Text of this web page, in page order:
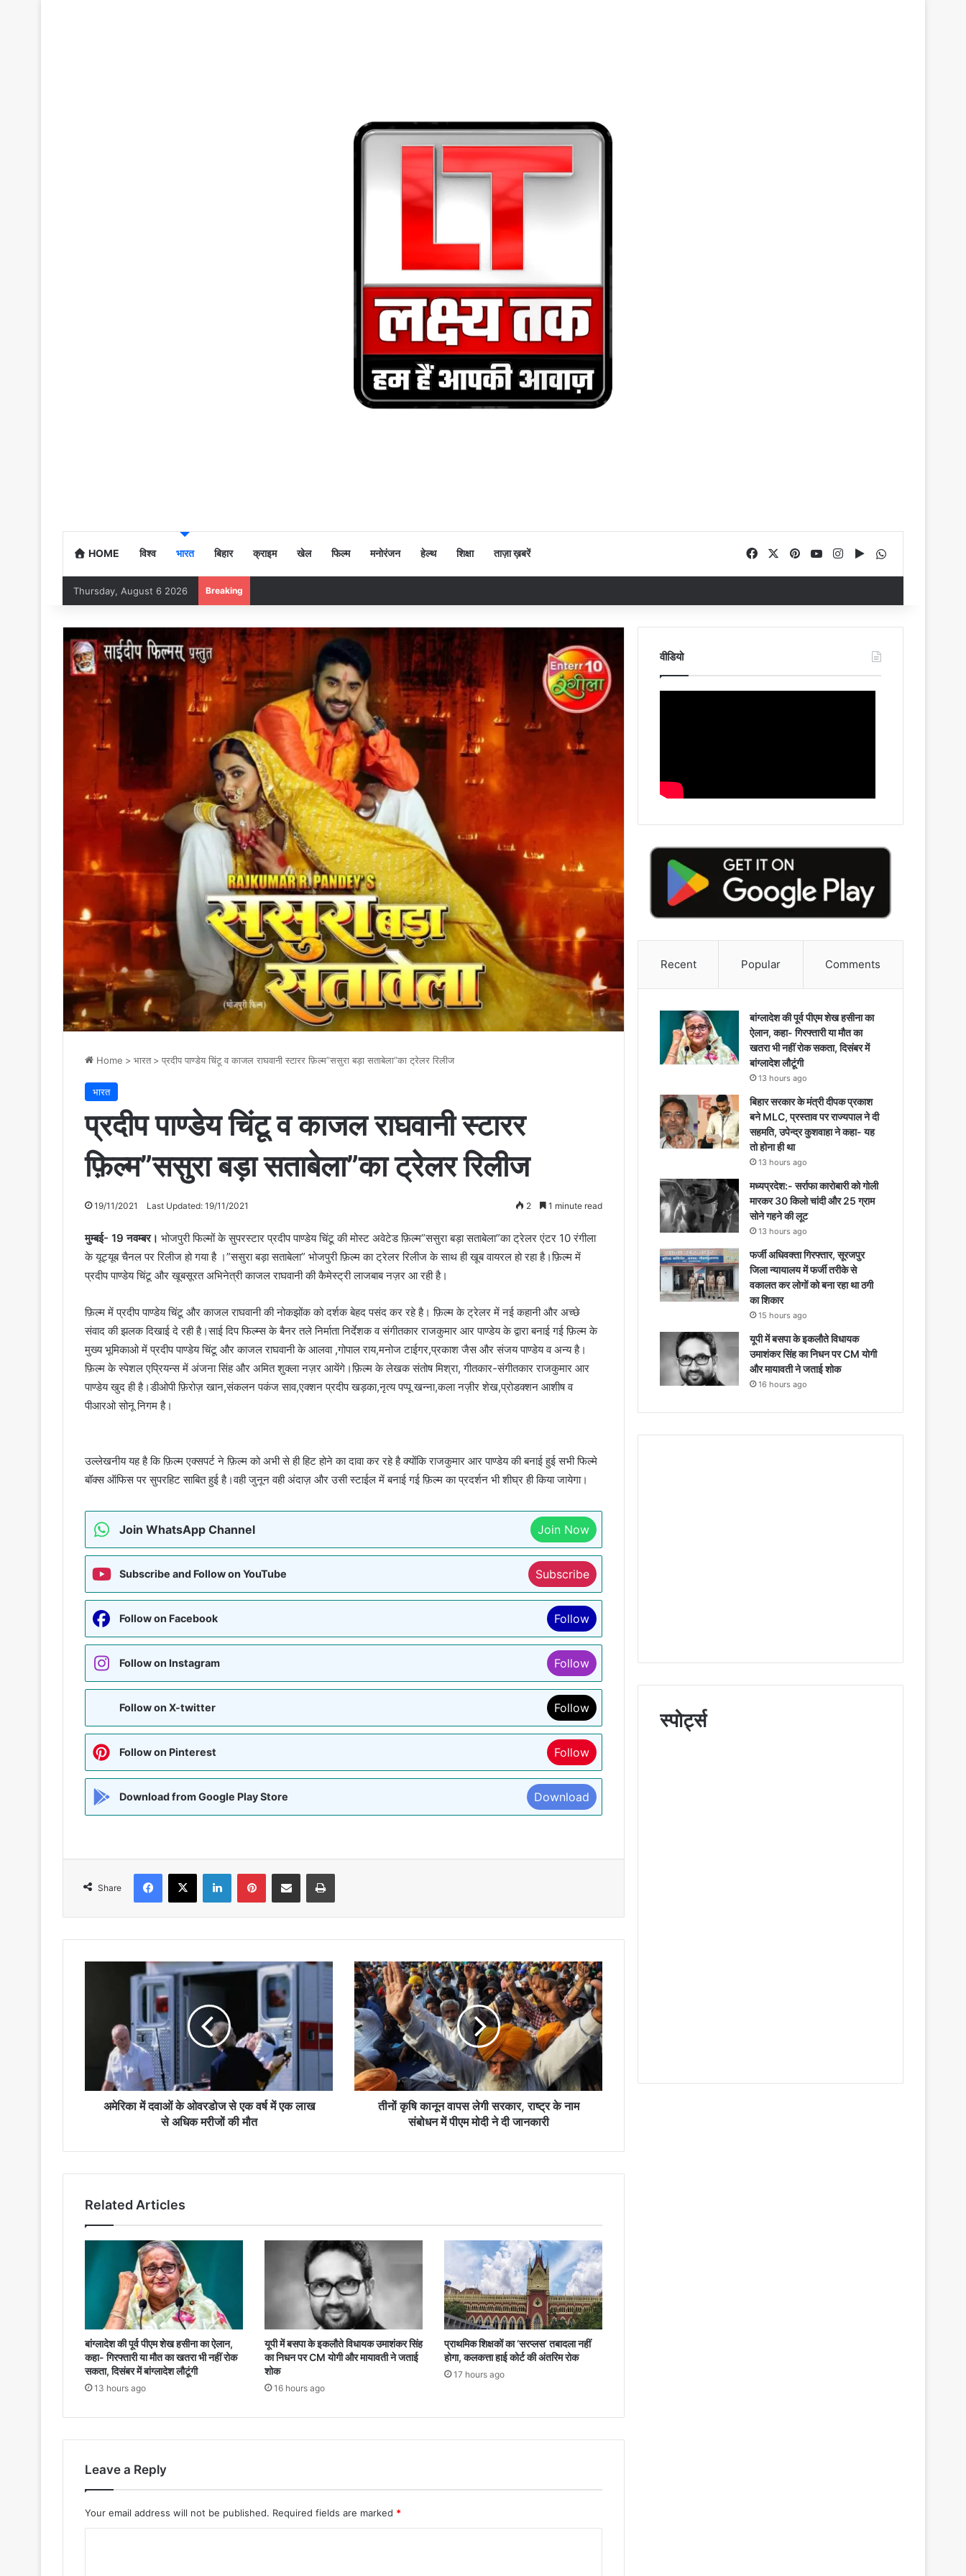
HOME विश्व भारत बिहार क्राइम खेल फिल्म मनोरंजन हेल्थ शिक्षा ताज़ा ख़बरें FacebookPinterestYouTubeInstagram
Google Play
Thursday, August 6 2026 Breaking
Home > भारत > प्रदीप पाण्डेय चिंटू व काजल राघवानी स्टारर फ़िल्म”ससुरा बड़ा सताबेला”का ट्रेलर रिलीज
भारत
प्रदीप पाण्डेय चिंटू व काजल राघवानी स्टारर
फ़िल्म”ससुरा बड़ा सताबेला”का ट्रेलर रिलीज
19/11/2021 Last Updated: 19/11/2021 2 1 minute read
मुम्बई- 19 नवम्बर। भोजपुरी फिल्मों के सुपरस्टार प्रदीप पाण्डेय चिंटू की मोस्ट अवेटेड फ़िल्म”ससुरा बड़ा सताबेला”का ट्रेलर एंटर 10 रंगीला
के यूट्यूब चैनल पर रिलीज हो गया है ।”ससुरा बड़ा सताबेला” भोजपुरी फ़िल्म का ट्रेलर रिलीज के साथ ही खूब वायरल हो रहा है।फ़िल्म में
प्रदीप पाण्डेय चिंटू और खूबसूरत अभिनेत्री काजल राघवानी की कैमेस्ट्री लाजबाब नज़र आ रही है।
फ़िल्म में प्रदीप पाण्डेय चिंटू और काजल राघवानी की नोकझोंक को दर्शक बेहद पसंद कर रहे है। फ़िल्म के ट्रेलर में नई कहानी और अच्छे
संवाद की झलक दिखाई दे रही है।साई दिप फिल्म्स के बैनर तले निर्माता निर्देशक व संगीतकार राजकुमार आर पाण्डेय के द्वारा बनाई गई फ़िल्म के
मुख्य भूमिकाओ में प्रदीप पाण्डेय चिंटू और काजल राघवानी के आलवा ,गोपाल राय,मनोज टाईगर,प्रकाश जैस और संजय पाण्डेय व अन्य है।
फ़िल्म के स्पेशल एप्रियन्स में अंजना सिंह और अमित शुक्ला नज़र आयेंगे।फ़िल्म के लेखक संतोष मिश्रा, गीतकार-संगीतकार राजकुमार आर
पाण्डेय खुद ही है।डीओपी फ़िरोज़ खान,संकलन पकंज साव,एक्शन प्रदीप खड़का,नृत्य पप्पू खन्ना,कला नज़ीर शेख,प्रोडक्शन आशीष व
पीआरओ सोनू निगम है।
उल्लेखनीय यह है कि फ़िल्म एक्सपर्ट ने फ़िल्म को अभी से ही हिट होने का दावा कर रहे है क्योंकि राजकुमार आर पाण्डेय की बनाई हुई सभी फिल्मे
बॉक्स ऑफिस पर सुपरहिट साबित हुई है।वही जुनून वही अंदाज़ और उसी स्टाईल में बनाई गई फ़िल्म का प्रदर्शन भी शीघ्र ही किया जायेगा।
Join WhatsApp Channel Join Now
Subscribe and Follow on YouTube Subscribe
Follow on Facebook Follow
Follow on Instagram Follow
Follow on X-twitter Follow
Follow on Pinterest Follow
Download from Google Play Store Download
Share
Facebook
X LinkedInPinterestShare via Email Print
ओवरडोज
में
अधिक
अमेरिका में दवाओं के ओवरडोज से एक वर्ष में एक लाख
से अधिक मरीजों की मौत
तीनों
कृषि
कानून
वापस
लेगी
सरकार,
राष्ट्र
के
नाम
मोदी
तीनों कृषि कानून वापस लेगी सरकार, राष्ट्र के नाम
संबोधन में पीएम मोदी ने दी जानकारी
Related Articles
बांग्लादेश की पूर्व पीएम शेख हसीना का ऐलान,
कहा- गिरफ्तारी या मौत का खतरा भी नहीं रोक
सकता, दिसंबर में बांग्लादेश लौटूंगी
13 hours ago
यूपी में बसपा के इकलौते विधायक उमाशंकर सिंह
का निधन पर CM याेगी और मायावती ने जताई
शोक
16 hours ago
प्राथमिक शिक्षकों का ‘सरप्लस’ तबादला नहीं
होगा, कलकत्ता हाई कोर्ट की अंतरिम रोक
17 hours ago
Leave a Reply
Your email address will not be published. Required fields are marked *
वीडियो
Recent Popular Comments
बांग्लादेश की पूर्व पीएम शेख हसीना का
ऐलान, कहा- गिरफ्तारी या मौत का
खतरा भी नहीं रोक सकता, दिसंबर में
बांग्लादेश लौटूंगी
13 hours ago
बिहार सरकार के मंत्री दीपक प्रकाश
बने MLC, प्रस्ताव पर राज्यपाल ने दी
सहमति, उपेन्द्र कुशवाहा ने कहा- यह
तो होना ही था
13 hours ago
मध्यप्रदेश:- सर्राफा कारोबारी को गोली
मारकर 30 किलो चांदी और 25 ग्राम
सोने गहने की लूट
13 hours ago
फर्जी अधिवक्ता गिरफ्तार, सूरजपुर
जिला न्यायालय में फर्जी तरीके से
वकालत कर लोगों को बना रहा था ठगी
का शिकार
15 hours ago
यूपी में बसपा के इकलौते विधायक
उमाशंकर सिंह का निधन पर CM याेगी
और मायावती ने जताई शोक
16 hours ago
स्पोर्ट्स